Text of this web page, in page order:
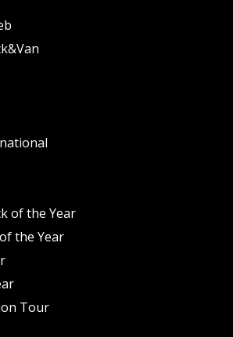
of the Year
the Year
Tour